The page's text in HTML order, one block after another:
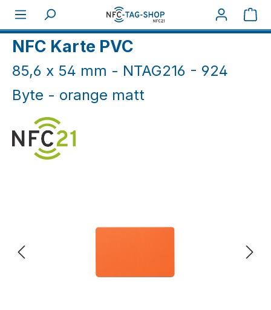
Zum Hauptinhalt springen
NFC Karten weiß & farbig
NFC Karte PVC
85,6 x 54 mm - NTAG216 - 924
Byte - orange matt